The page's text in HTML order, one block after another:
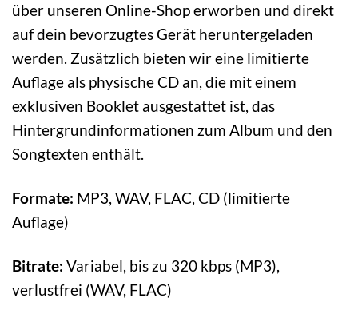
über unseren Online-Shop erworben und direkt
auf dein bevorzugtes Gerät heruntergeladen
werden. Zusätzlich bieten wir eine limitierte
Auflage als physische CD an, die mit einem
exklusiven Booklet ausgestattet ist, das
Hintergrundinformationen zum Album und den
Songtexten enthält.
Formate: MP3, WAV, FLAC, CD (limitierte
Auflage)
Bitrate: Variabel, bis zu 320 kbps (MP3),
verlustfrei (WAV, FLAC)